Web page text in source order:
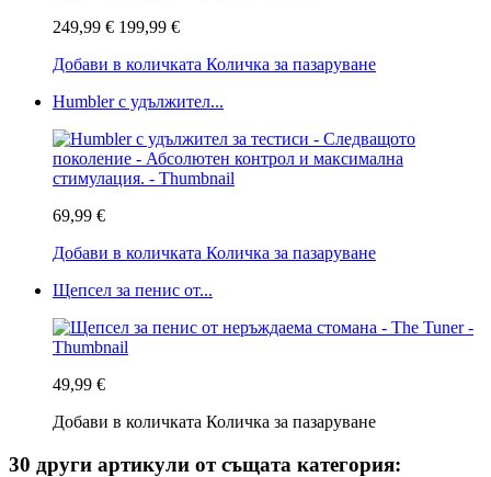
249,99 € 199,99 €
Добави в количката Количка за пазаруване
Humbler с удължител...
69,99 €
Добави в количката Количка за пазаруване
Щепсел за пенис от...
49,99 €
Добави в количката Количка за пазаруване
30 други артикули от същата категория: